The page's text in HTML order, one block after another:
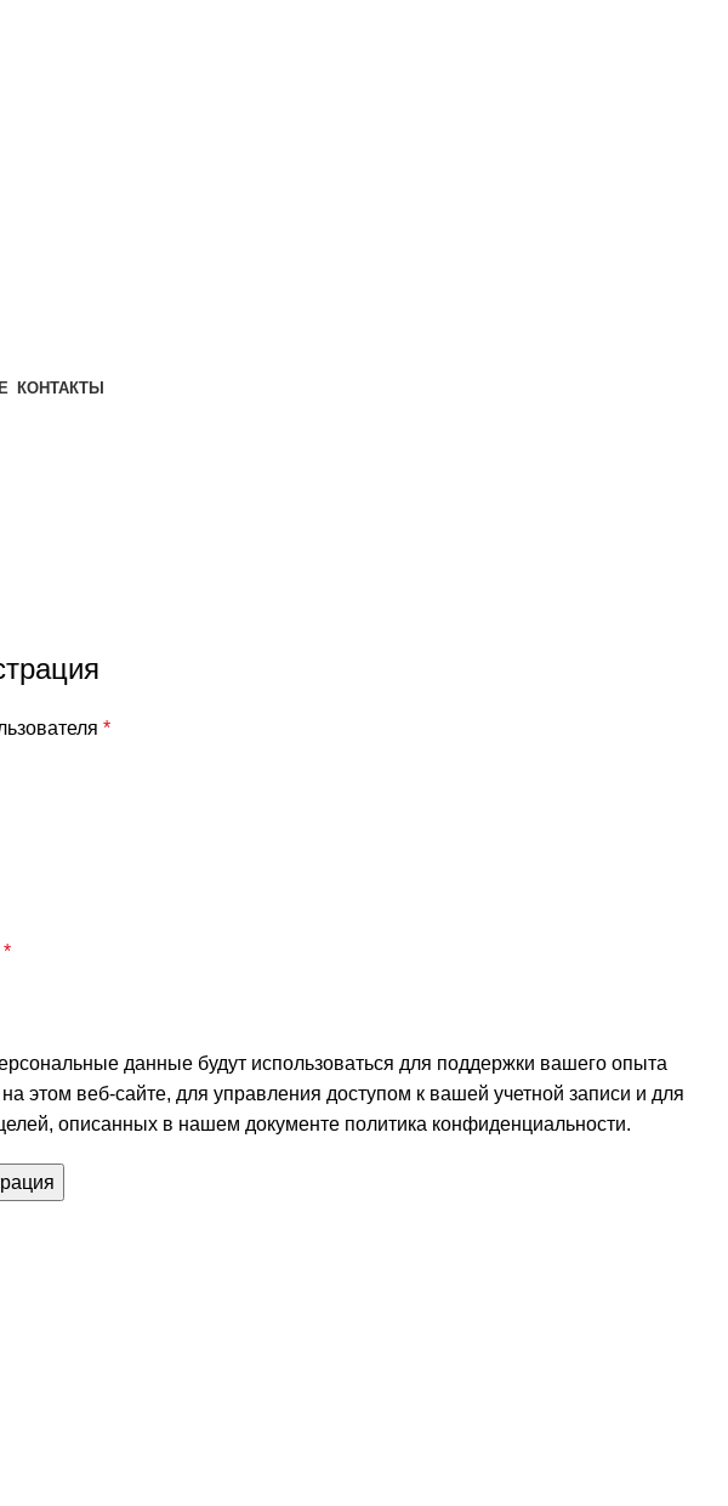
КОНТАКТЫ
*
*
данные будут использоваться для поддержки вашего опыта
этом веб-сайте, для управления доступом к вашей учетной записи и для
описанных в нашем документе политика конфиденциальности.